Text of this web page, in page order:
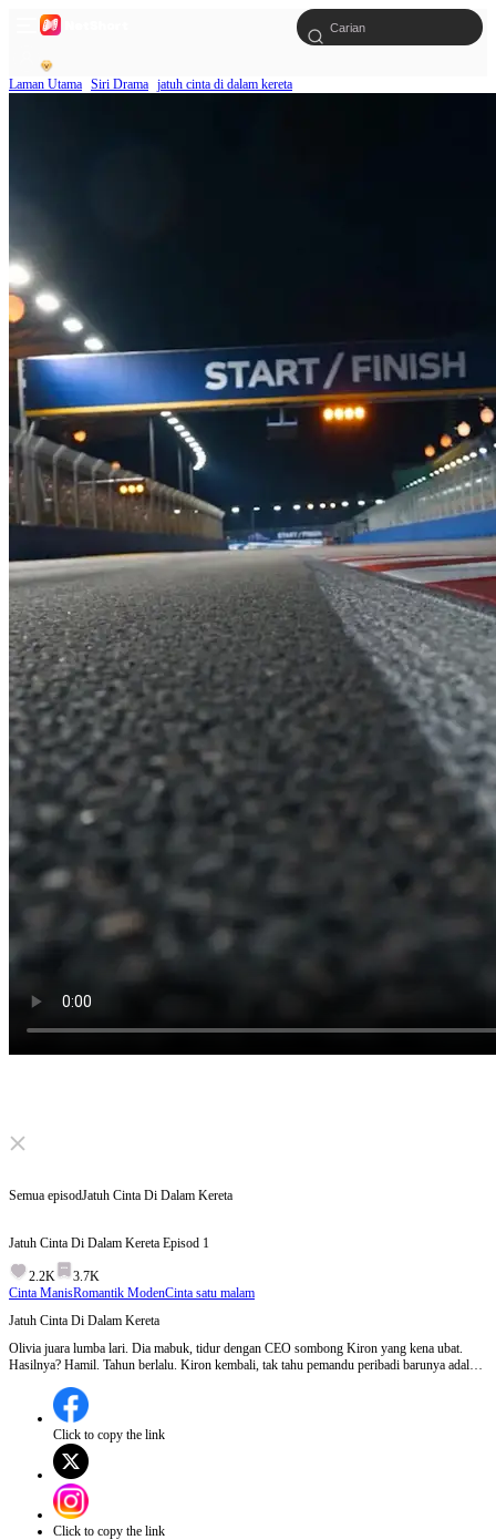
Laman Utama Siri Drama jatuh cinta di dalam kereta
Click to unmute
Semua episodJatuh Cinta Di Dalam Kereta
Jatuh Cinta Di Dalam Kereta Episod 1
2.2K
3.7K
Cinta ManisRomantik ModenCinta satu malam
Jatuh Cinta Di Dalam Kereta
Olivia juara lumba lari. Dia mabuk, tidur dengan CEO sombong Kiron yang kena ubat.
Hasilnya? Hamil. Tahun berlalu. Kiron kembali, tak tahu pemandu peribadi barunya adalah
sedar identiti sebenar masing-masing. Bos panas di belakang kereta? Rupanya suami
sendiri.
Click to copy the link
Click to copy the link